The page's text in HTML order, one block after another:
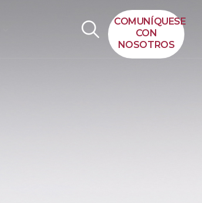
COMUNÍQUESE
CON
NOSOTROS